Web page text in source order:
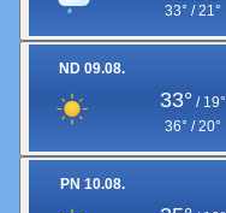
33° / 21°
ND 09.08.
33° / 19°
36° / 20°
PN 10.08.